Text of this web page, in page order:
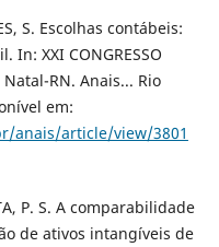
S. Escolhas contábeis:
XXI CONGRESSO
Natal-RN. Anais... Rio
em:
anais/article/view/3801
P. S. A comparabilidade
de ativos intangíveis de